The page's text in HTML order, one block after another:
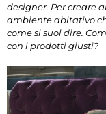
designer. Per creare
ambiente abitativo
come si suol dire.
con i prodotti giusti?